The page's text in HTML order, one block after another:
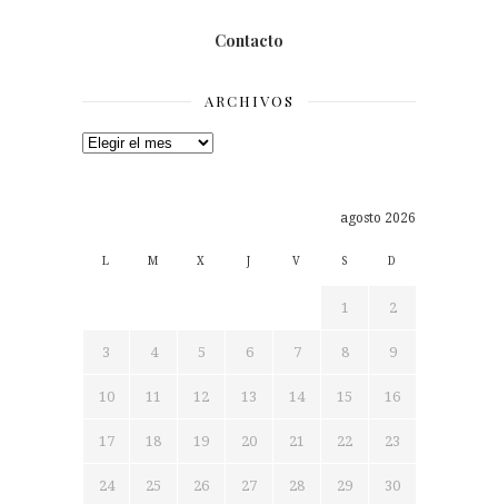
Contacto
ARCHIVOS
Archivos
agosto 2026
L M X J V S D
1 2
3 4 5 6 7 8 9
10 11 12 13 14 15 16
17 18 19 20 21 22 23
24 25 26 27 28 29 30